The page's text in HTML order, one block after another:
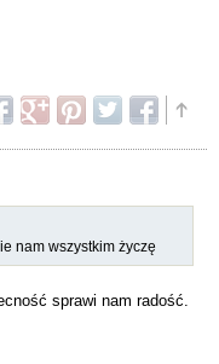
nam wszystkim życzę
sprawi nam radość.